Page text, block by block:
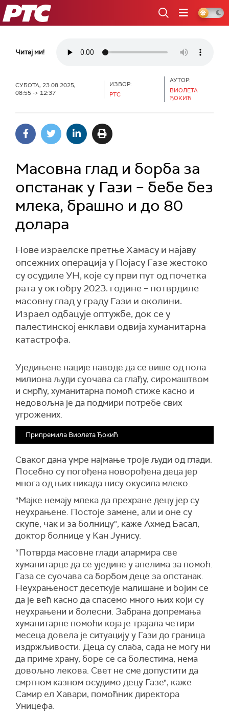
РТС
Читај ми!
СУБОТА, 23.08.2025,
08:55 -> 12:37
ИЗВОР:
РТС
АУТОР:
ВИОЛЕТА
ЂОКИЋ
Масовна глад и борба за
опстанак у Гази – бебе без
млека, брашно и до 80
долара
Нове израелске претње Хамасу и најаву
опсежних операција у Појасу Газе жестоко
су осудиле УН, које су први пут од почетка
рата у октобру 2023. године – потврдиле
масовну глад у граду Гази и околини.
Израел одбацује оптужбе, док се у
палестинској енклави одвија хуманитарна
катастрофа.
Уједињене нације наводе да се више од пола
милиона људи суочава са глађу, сиромаштвом
и смрћу, хуманитарна помоћ стиже касно и
недовољна је да подмири потребе свих
угрожених.
Припремила Виолета Ђокић
Сваког дана умре најмање троје људи од глади.
Посебно су погођена новорођена деца јер
многа од њих никада нису окусила млеко.
"Мајке немају млека да прехране децу јер су
неухрањене. Постоје замене, али и оне су
скупе, чак и за болницу", каже Ахмед Басал,
доктор болнице у Кан Јунису.
“Потврда масовне глади алармира све
хуманитарце да се уједине у апелима за помоћ.
Газа се суочава са борбом деце за опстанак.
Неухрањеност десеткује малишане и бојим се
да је већ касно да спасемо много њих који су
неухрањени и болесни. Забрана допремања
хуманитарне помоћи која је трајала четири
месеца довела је ситуацију у Гази до граница
издржљивости. Деца су слаба, сада не могу ни
да приме храну, боре се са болестима, нема
довољно лекова. Свет не сме допустити да
смртном казном осудимо децу Газе", каже
Самир ел Хавари, помоћник директора
Уницефа.